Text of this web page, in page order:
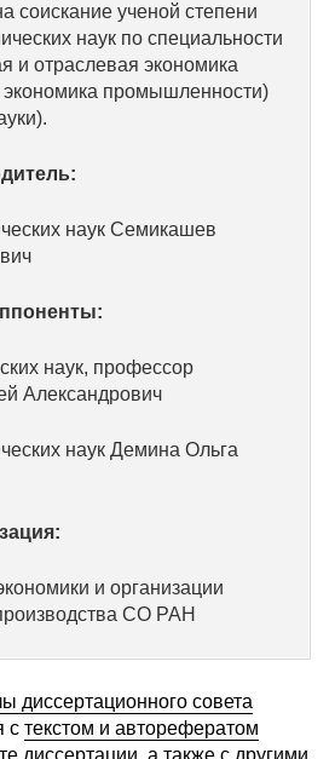
прогнозирования
этика
для авторов
требования
для авторов
соискание ученой степени
наук по специальности
и отраслевая экономика
экономика промышленности)
наук Семикашев
наук, профессор
Александрович
наук Демина Ольга
и организации
СО РАН
диссертационного совета
с текстом и авторефератом
диссертации , а также с другими